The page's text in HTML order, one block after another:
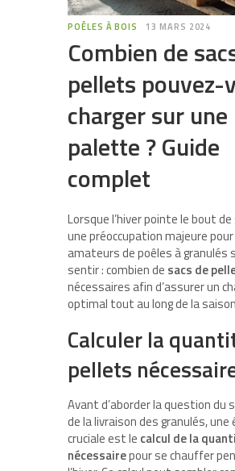
POÊLES À BOIS 13 MARS 2024
Combien de
pellets pouvez-
charger sur une
palette ? Guide
complet
Lorsque l’hiver pointe le bout
une préoccupation majeure
amateurs de poêles à granulés
sentir : combien de sacs de
nécessaires afin d’assurer un
optimal tout au long de la
Calculer la
pellets
Avant d’aborder la question du
de la livraison des granulés, une
cruciale est le calcul de la
nécessairepour se chauffer